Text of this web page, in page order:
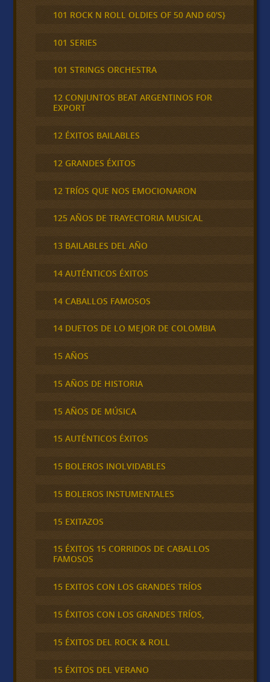
101 ROCK N ROLL OLDIES OF 50 AND 60'S}
101 SERIES
101 STRINGS ORCHESTRA
12 CONJUNTOS BEAT ARGENTINOS FOR
EXPORT
12 ÉXITOS BAILABLES
12 GRANDES ÉXITOS
12 TRÍOS QUE NOS EMOCIONARON
125 AÑOS DE TRAYECTORIA MUSICAL
13 BAILABLES DEL AÑO
14 AUTÉNTICOS ÉXITOS
14 CABALLOS FAMOSOS
14 DUETOS DE LO MEJOR DE COLOMBIA
15 AÑOS
15 AÑOS DE HISTORIA
15 AÑOS DE MÚSICA
15 AUTÉNTICOS ÉXITOS
15 BOLEROS INOLVIDABLES
15 BOLEROS INSTUMENTALES
15 EXITAZOS
15 ÉXITOS 15 CORRIDOS DE CABALLOS
FAMOSOS
15 EXITOS CON LOS GRANDES TRÍOS
15 ÉXITOS CON LOS GRANDES TRÍOS,
15 ÉXITOS DEL ROCK & ROLL
15 ÉXITOS DEL VERANO